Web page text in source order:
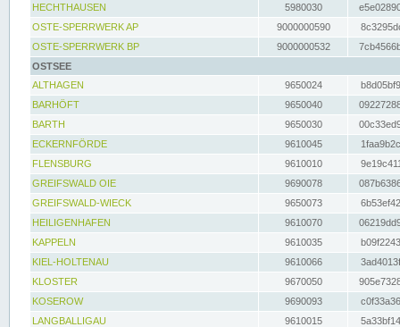
HECHTHAUSEN
5980030
OSTE-SPERRWERK AP
9000000590
OSTE-SPERRWERK BP
9000000532
OSTSEE
ALTHAGEN
9650024
BARHÖFT
9650040
BARTH
9650030
ECKERNFÖRDE
9610045
FLENSBURG
9610010
GREIFSWALD OIE
9690078
GREIFSWALD-WIECK
9650073
HEILIGENHAFEN
9610070
KAPPELN
9610035
KIEL-HOLTENAU
9610066
KLOSTER
9670050
KOSEROW
9690093
LANGBALLIGAU
9610015